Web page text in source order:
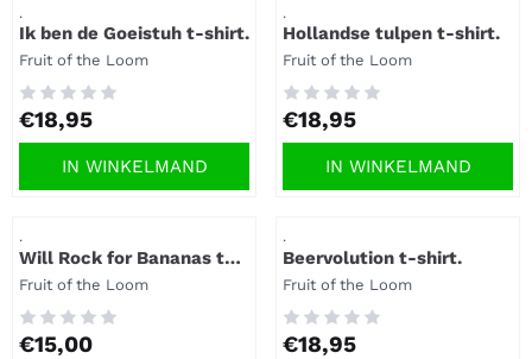
.
Ik ben de Goeistuh t-shirt.
Merk:
Fruit of the Loom
Prijs: 18,95
€18,95
IN WINKELMAND
.
Hollandse tulpen t-shirt.
Merk:
Fruit of the Loom
Prijs: 18,95
€18,95
IN WINKELMAND
Artikelnummer
.
Will Rock for Bananas t-
shirt.
Merk:
Fruit of the Loom
Prijs: 15,00
€15,00
Artikelnummer
.
Beervolution t-shirt.
Merk:
Fruit of the Loom
Prijs: 18,95
€18,95